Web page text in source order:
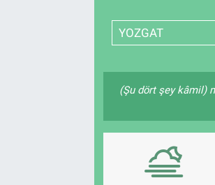
YOZGAT
(Şu dört şey kâmil)
Tüm Manşetler